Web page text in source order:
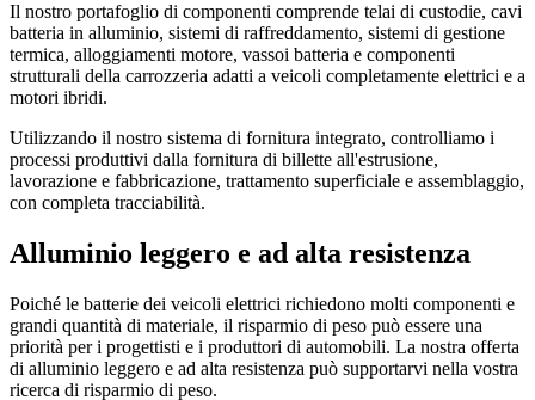
Il nostro portafoglio di componenti comprende telai di custodie, cavi
batteria in alluminio, sistemi di raffreddamento, sistemi di gestione
termica, alloggiamenti motore, vassoi batteria e componenti
strutturali della carrozzeria adatti a veicoli completamente elettrici e a
motori ibridi.
Utilizzando il nostro sistema di fornitura integrato, controlliamo i
processi produttivi dalla fornitura di billette all'estrusione,
lavorazione e fabbricazione, trattamento superficiale e assemblaggio,
con completa tracciabilità.
Alluminio leggero e ad alta resistenza
Poiché le batterie dei veicoli elettrici richiedono molti componenti e
grandi quantità di materiale, il risparmio di peso può essere una
priorità per i progettisti e i produttori di automobili. La nostra offerta
di alluminio leggero e ad alta resistenza può supportarvi nella vostra
ricerca di risparmio di peso.